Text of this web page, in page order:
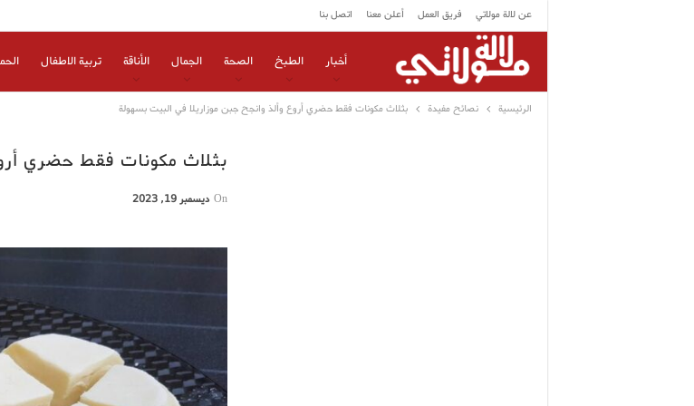
عن لالة مولاتي فريق العمل أعلن معنا اتصل بنا
أخبار الطبخ الصحة الجمال الأناقة تربية الاطفال
الرئيسية نصائح مفيدة بثلاث مكونات فقط حضري أروع وألذ وانجح جبن موزاريلا في البيت بسهولة
بثلاث مكونات فقط حضري
On ديسمبر 19, 2023